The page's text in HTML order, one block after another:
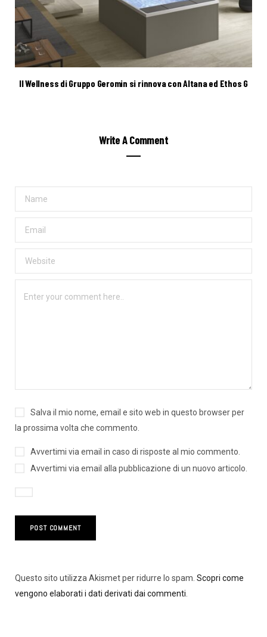
Il Wellness di Gruppo Geromin si rinnova con Altana ed Ethos G
Write A Comment
Salva il mio nome, email e sito web in questo browser per
la prossima volta che commento.
Avvertimi via email in caso di risposte al mio commento.
Avvertimi via email alla pubblicazione di un nuovo articolo.
Questo sito utilizza Akismet per ridurre lo spam. Scopri come
vengono elaborati i dati derivati dai commenti.